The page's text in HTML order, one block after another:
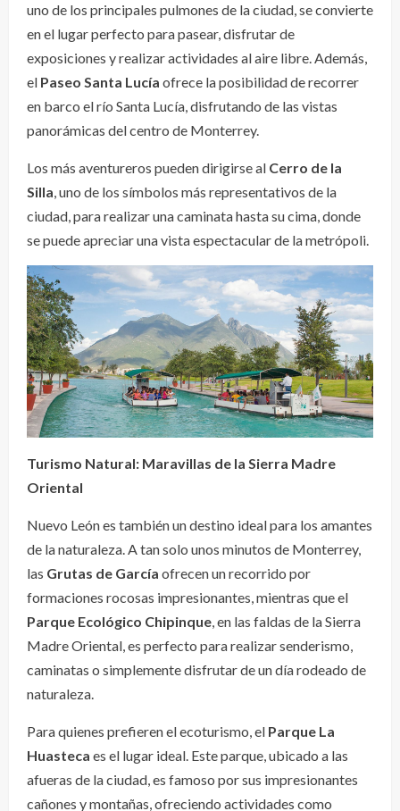
uno de los principales pulmones de la ciudad, se convierte
en el lugar perfecto para pasear, disfrutar de
exposiciones y realizar actividades al aire libre. Además,
el Paseo Santa Lucía ofrece la posibilidad de recorrer
en barco el río Santa Lucía, disfrutando de las vistas
panorámicas del centro de Monterrey.
Los más aventureros pueden dirigirse al Cerro de la
Silla, uno de los símbolos más representativos de la
ciudad, para realizar una caminata hasta su cima, donde
se puede apreciar una vista espectacular de la metrópoli.
Turismo Natural: Maravillas de la Sierra Madre
Oriental
Nuevo León es también un destino ideal para los amantes
de la naturaleza. A tan solo unos minutos de Monterrey,
las Grutas de García ofrecen un recorrido por
formaciones rocosas impresionantes, mientras que el
Parque Ecológico Chipinque , en las faldas de la Sierra
Madre Oriental, es perfecto para realizar senderismo,
caminatas o simplemente disfrutar de un día rodeado de
naturaleza.
Para quienes prefieren el ecoturismo, el Parque La
Huasteca es el lugar ideal. Este parque, ubicado a las
afueras de la ciudad, es famoso por sus impresionantes
cañones y montañas, ofreciendo actividades como